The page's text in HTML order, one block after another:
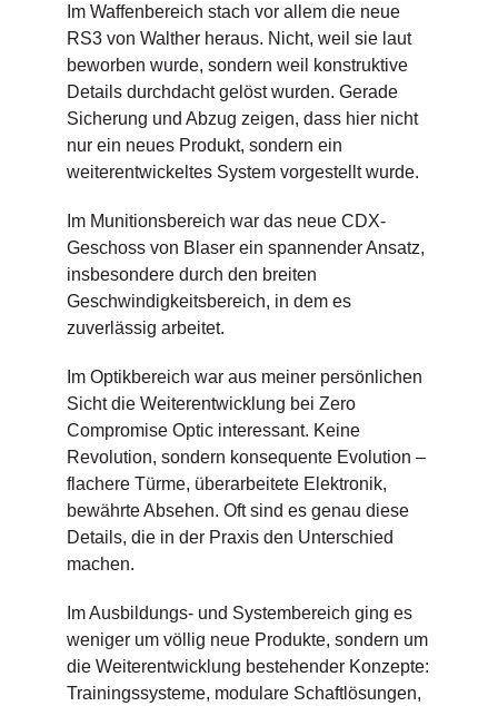
Im Waffenbereich stach vor allem die neue
RS3 von Walther heraus. Nicht, weil sie laut
beworben wurde, sondern weil konstruktive
Details durchdacht gelöst wurden. Gerade
Sicherung und Abzug zeigen, dass hier nicht
nur ein neues Produkt, sondern ein
weiterentwickeltes System vorgestellt wurde.
Im Munitionsbereich war das neue CDX-
Geschoss von Blaser ein spannender Ansatz,
insbesondere durch den breiten
Geschwindigkeitsbereich, in dem es
zuverlässig arbeitet.
Im Optikbereich war aus meiner persönlichen
Sicht die Weiterentwicklung bei Zero
Compromise Optic interessant. Keine
Revolution, sondern konsequente Evolution –
flachere Türme, überarbeitete Elektronik,
bewährte Absehen. Oft sind es genau diese
Details, die in der Praxis den Unterschied
machen.
Im Ausbildungs- und Systembereich ging es
weniger um völlig neue Produkte, sondern um
die Weiterentwicklung bestehender Konzepte:
Trainingssysteme, modulare Schaftlösungen,